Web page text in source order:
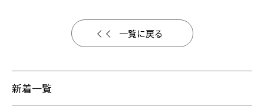
一覧に戻る
新着一覧